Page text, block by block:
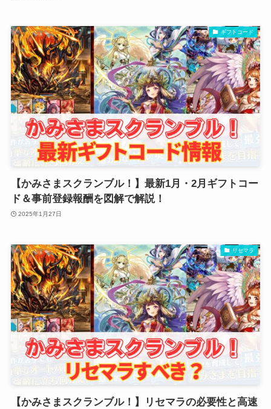
ギフトコード
【かみさまスクランブル！】最新1月・2月ギフトコー
ド＆事前登録報酬を図解で解説！
2025年1月27日
リセマラ
【かみさまスクランブル！】リセマラの必要性と高速